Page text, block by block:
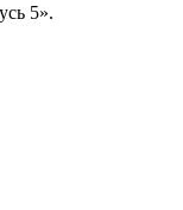
5».